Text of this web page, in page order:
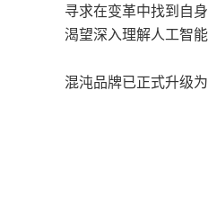
寻求在变革中找到自
渴望深入理解人工智
混沌品牌已正式升级为